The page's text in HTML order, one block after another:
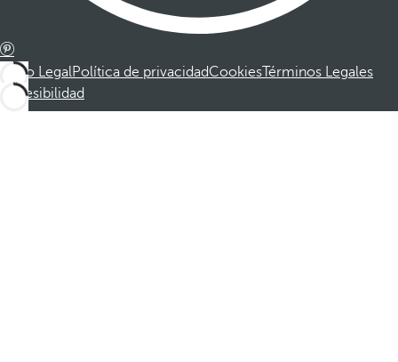
Aviso LegalPolítica de privacidadCookiesTérminos Legales
Accesibilidad